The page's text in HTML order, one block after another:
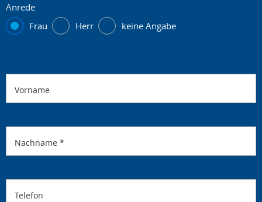
Anrede
Frau
Herr keine Angabe
Vorname
Nachname *
Telefon